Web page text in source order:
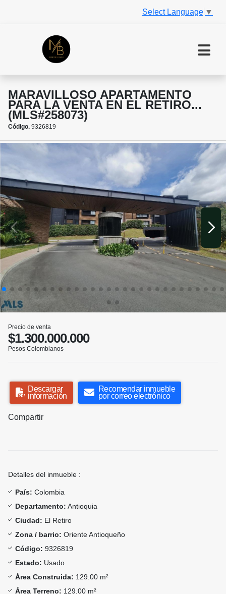
Select Language ▼
MARAVILLOSO APARTAMENTO
PARA LA VENTA EN EL RETIRO...
(MLS#258073)
Código. 9326819
Precio de venta
$1.300.000.000
Pesos Colombianos
Descargar
información
Recomendar inmueble
por correo electrónico
Compartir
Detalles del inmueble :
País: Colombia
Departamento: Antioquia
Ciudad: El Retiro
Zona / barrio: Oriente Antioqueño
Código: 9326819
Estado: Usado
Área Construida: 129.00 m²
Área Terreno: 129.00 m²